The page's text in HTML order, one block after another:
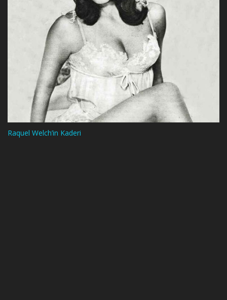
Raquel Welch’in Kaderi